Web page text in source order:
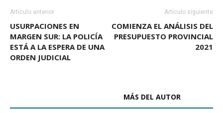
Artículo anterior
USURPACIONES EN
MARGEN SUR: LA POLICÍA
ESTÁ A LA ESPERA DE UNA
ORDEN JUDICIAL
Artículo siguiente
COMIENZA EL ANÁLISIS DEL
PRESUPUESTO PROVINCIAL
2021
MÁS DEL AUTOR